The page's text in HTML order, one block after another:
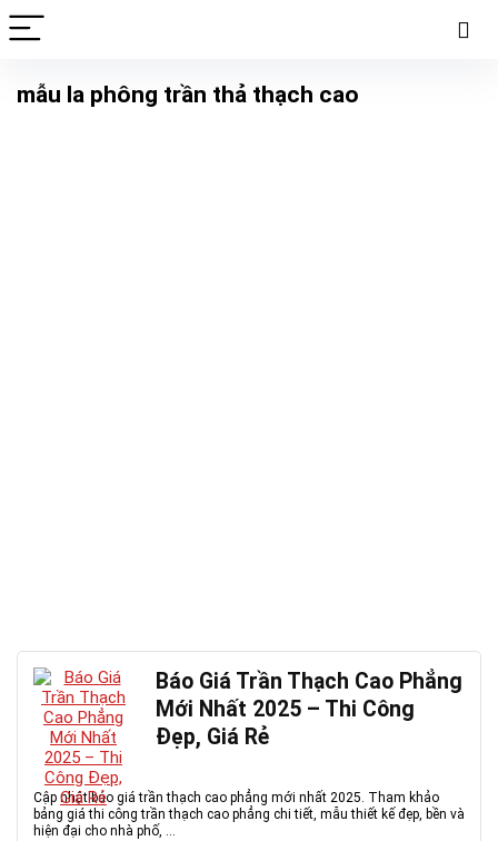
mẫu la phông trần thả thạch cao
Báo Giá Trần Thạch Cao Phẳng
Mới Nhất 2025 – Thi Công
Đẹp, Giá Rẻ
Cập nhật báo giá trần thạch cao phẳng mới nhất 2025. Tham khảo
bảng giá thi công trần thạch cao phẳng chi tiết, mẫu thiết kế đẹp, bền và
hiện đại cho nhà phố, ...